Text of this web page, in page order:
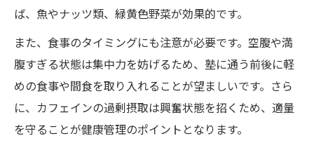
ば、魚やナッツ類、緑黄色野菜が効果的です。
また、食事のタイミングにも注意が必要です。空腹や満
腹すぎる状態は集中力を妨げるため、塾に通う前後に軽
めの食事や間食を取り入れることが望ましいです。さら
に、カフェインの過剰摂取は興奮状態を招くため、適量
を守ることが健康管理のポイントとなります。